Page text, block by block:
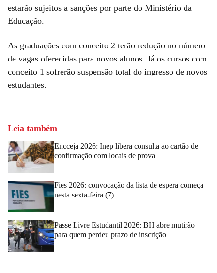
estarão sujeitos a sanções por parte do Ministério da
Educação.
As graduações com conceito 2 terão redução no número
de vagas oferecidas para novos alunos. Já os cursos com
conceito 1 sofrerão suspensão total do ingresso de novos
estudantes.
Leia também
Encceja 2026: Inep libera consulta ao cartão de
confirmação com locais de prova
Fies 2026: convocação da lista de espera começa
nesta sexta-feira (7)
Passe Livre Estudantil 2026: BH abre mutirão
para quem perdeu prazo de inscrição